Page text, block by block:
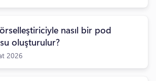
nasıl bir pod
oluşturulur?
2026